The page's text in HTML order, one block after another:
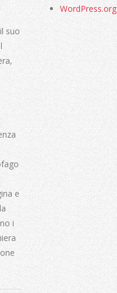
suo
e
i
WordPress.org